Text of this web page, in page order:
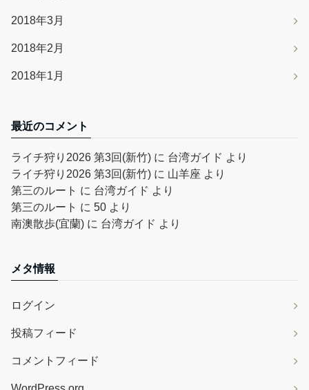
2018年3月
2018年2月
2018年1月
最近のコメント
ライチ狩り2026 第3回(新竹) に 台湾ガイド より
ライチ狩り2026 第3回(新竹) に 山羊座 より
第三のルート に 台湾ガイド より
第三のルート に 50 より
南澳散歩(宜蘭) に 台湾ガイド より
メタ情報
ログイン
投稿フィード
コメントフィード